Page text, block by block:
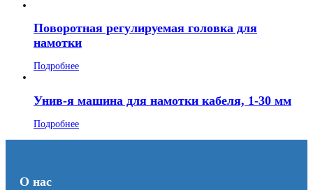
Поворотная регулируемая головка для
намотки
Подробнее
Унив-я машина для намотки кабеля, 1-30 мм
Подробнее
О нас